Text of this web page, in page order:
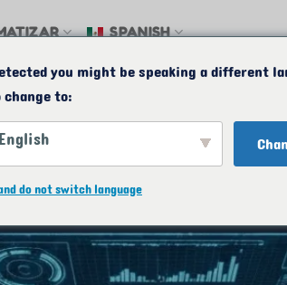
SPANISH
MAPA
you might be speaking a different
to:
English
do not switch language